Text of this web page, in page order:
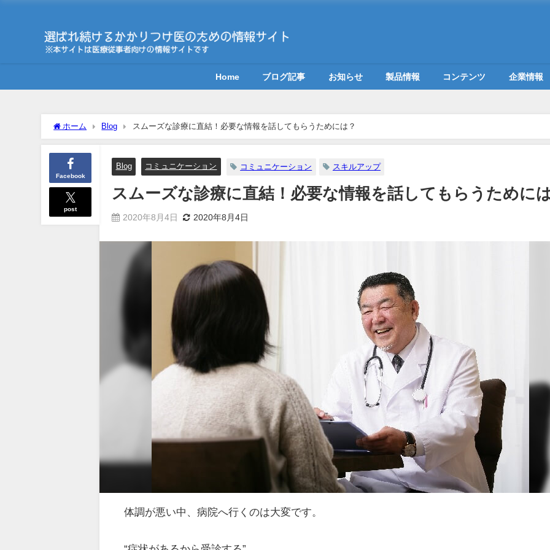
Home ブログ記事 お知らせ 製品情報 コンテンツ 企業情報
ホーム Blog スムーズな診療に直結！必要な情報を話してもらうためには？
Facebook
post
Blog コミュニケーション コミュニケーション スキルアップ
スムーズな診療に直結！必要な情報を話してもらうために
2020年8月4日 2020年8月4日
体調が悪い中、病院へ行くのは大変です。